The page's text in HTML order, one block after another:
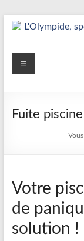
Aller
au
Détection
Réparation
Fuite
—
Expert
Menu
Fuite
Votre
de
solution !